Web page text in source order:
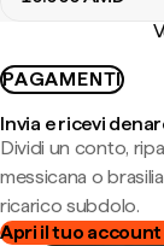
PAGAMENTI
Invia e ricevi
Dividi un conto,
messicana o
ricarico subdolo.
Apri il tuo